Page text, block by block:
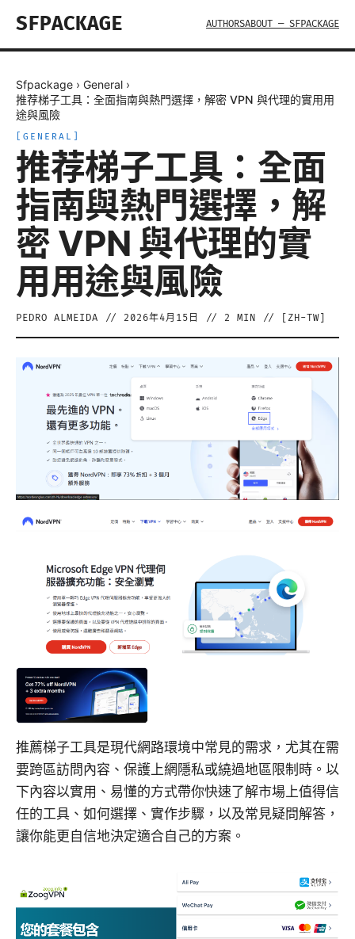
SFPACKAGE AUTHORSABOUT — SFPACKAGE
Sfpackage › General ›
推荐梯子工具：全面指南與熱門選擇，解密 VPN 與代理的實用用
途與風險
GENERAL
推荐梯子工具：全面
指南與熱門選擇，解
密 VPN 與代理的實
用用途與風險
PEDRO ALMEIDA // 2026年4月15日 // 2 MIN // [ ZH-TW
推薦梯子工具是現代網路環境中常見的需求，尤其在需
要跨區訪問內容、保護上網隱私或繞過地區限制時。以
下內容以實用、易懂的方式帶你快速了解市場上值得信
任的工具、如何選擇、實作步驟，以及常見疑問解答，
讓你能更自信地決定適合自己的方案。